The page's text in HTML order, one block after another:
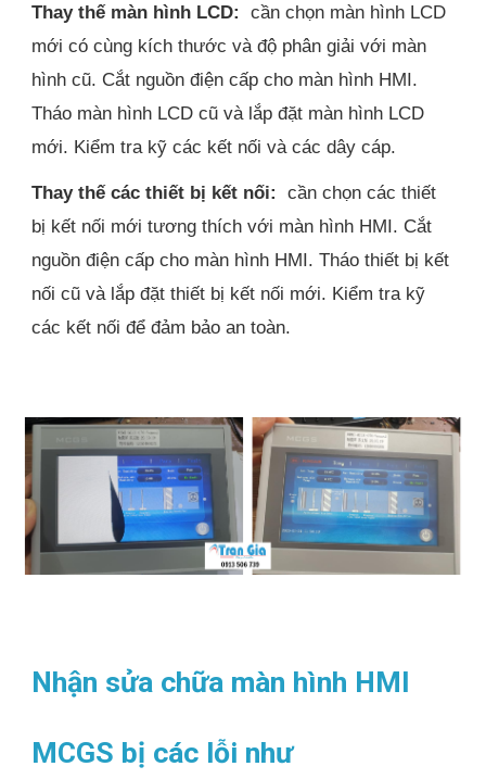
Thay thế màn hình LCD:cần chọn màn hình LCD
mới có cùng kích thước và độ phân giải với màn
hình cũ. Cắt nguồn điện cấp cho màn hình HMI.
Tháo màn hình LCD cũ và lắp đặt màn hình LCD
mới. Kiểm tra kỹ các kết nối và các dây cáp.
Thay thế các thiết bị kết nối:cần chọn các thiết
bị kết nối mới tương thích với màn hình HMI. Cắt
nguồn điện cấp cho màn hình HMI. Tháo thiết bị kết
nối cũ và lắp đặt thiết bị kết nối mới. Kiểm tra kỹ
các kết nối để đảm bảo an toàn.
Nhận sửa chữa màn hình HMI
MCGS bị các lỗi như